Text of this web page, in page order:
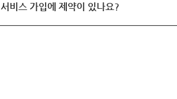
서비스 가입에 제약이 있나요?